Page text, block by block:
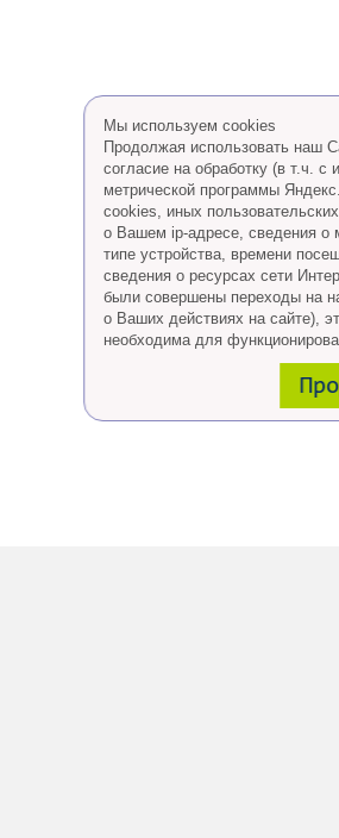
Мы используем cookies
Продолжая использовать наш
согласие на обработку (в т.ч. с
метрической программы
cookies, иных
о Вашем ip-адресе, сведения о
типе устройства, времени
сведения о ресурсах сети
были совершены переходы на
о Ваших действиях на сайте),
необходима для
проведения ретаргетинга, а
Eсли Вы согласны,
сайтом, если Вы не хотите,